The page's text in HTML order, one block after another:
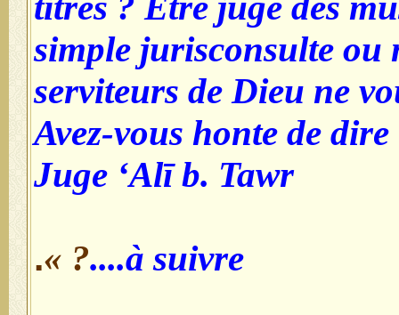
simple jurisconsulte ou
serviteurs de Dieu ne
Avez-vous honte de
Juge ‘Alī b. Tawr
à suivre....
? »
.